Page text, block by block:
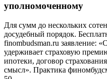
уполномоченному
Для сумм до нескольких
досудебный порядок.
finombudsman.ru заявление:
удерживает страховую
ипотеки, договор
смысл». Практика